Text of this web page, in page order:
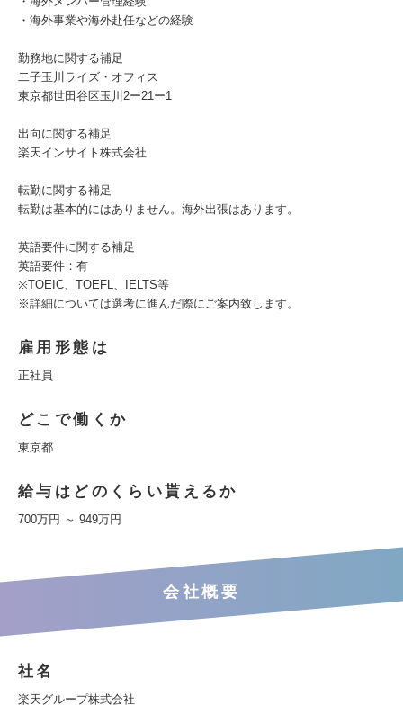
・海外事業や海外赴任などの経験
勤務地に関する補足
二子玉川ライズ・オフィス
東京都世田谷区玉川2ー21ー1
出向に関する補足
楽天インサイト株式会社
転勤に関する補足
転勤は基本的にはありません。海外出張はあります。
英語要件に関する補足
英語要件：有
※TOEIC、TOEFL、IELTS等
※詳細については選考に進んだ際にご案内致します。
雇用形態は
正社員
どこで働くか
東京都
給与はどのくらい貰えるか
700万円 ～ 949万円
会社概要
社名
楽天グループ株式会社